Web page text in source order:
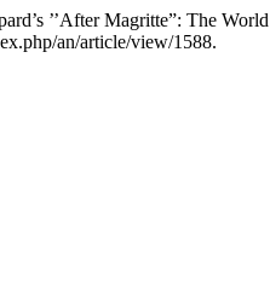
’’After Magritte”: The
an/article/view/1588.